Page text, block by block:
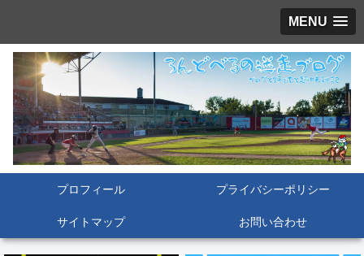
MENU
プロフィール プライバシーポリシー
サイトマップ お問い合わせ